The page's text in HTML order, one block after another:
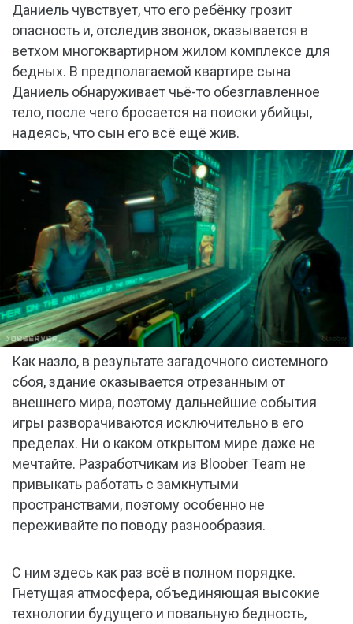
Даниель чувствует, что его ребёнку грозит
опасность и, отследив звонок, оказывается в
ветхом многоквартирном жилом комплексе для
бедных. В предполагаемой квартире сына
Даниель обнаруживает чьё-то обезглавленное
тело, после чего бросается на поиски убийцы,
надеясь, что сын его всё ещё жив.
Как назло, в результате загадочного системного
сбоя, здание оказывается отрезанным от
внешнего мира, поэтому дальнейшие события
игры разворачиваются исключительно в его
пределах. Ни о каком открытом мире даже не
мечтайте. Разработчикам из Bloober Team не
привыкать работать с замкнутыми
пространствами, поэтому особенно не
переживайте по поводу разнообразия.
С ним здесь как раз всё в полном порядке.
Гнетущая атмосфера, объединяющая высокие
технологии будущего и повальную бедность,